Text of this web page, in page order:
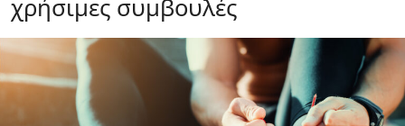
χρήσιμες συμβουλές